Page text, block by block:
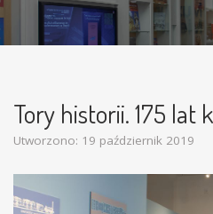
Tory historii. 175 lat
Utworzono: 19 październik 2019